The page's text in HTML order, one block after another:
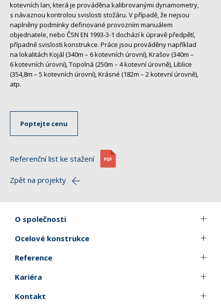
kotevních lan, která je prováděna kalibrovanými dynamometry,
s návaznou kontrolou svislosti stožáru. V případě, že nejsou
naplněny podmínky definované provozním manuálem
objednatele, nebo ČSN EN 1993-3-1 dochází k úpravě předpětí,
případně svislosti konstrukce. Práce jsou prováděny například
na lokalitách Kojál (340m – 6 kotevních úrovní), Krašov (340m –
6 kotevních úrovní), Topolná (250m – 4 kotevní úrovně), Liblice
(354,8m – 5 kotevních úrovní), Krásné (182m – 2 kotevní úrovně),
atp.
Poptejte cenu
Zpět na projekty
Referenční list ke stažení
O společnosti
Ocelové konstrukce
Reference
Kariéra
Kontakt